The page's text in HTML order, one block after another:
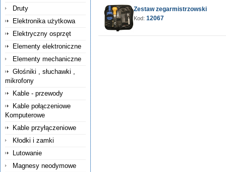
Druty
Elektronika użytkowa
Elektryczny osprzęt
Elementy elektroniczne
Elementy mechaniczne
Głośniki , słuchawki ,
mikrofony
Kable - przewody
Kable połączeniowe
Komputerowe
Kable przyłączeniowe
Kłodki i zamki
Lutowanie
Magnesy neodymowe
Zestaw zegarmistrzowski
Kod: 12067